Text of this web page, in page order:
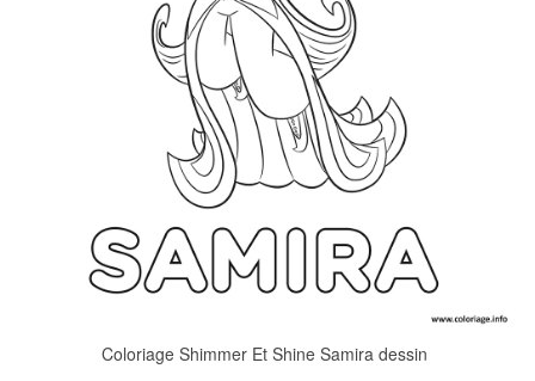
Coloriage Shimmer Et Shine Samira dessin